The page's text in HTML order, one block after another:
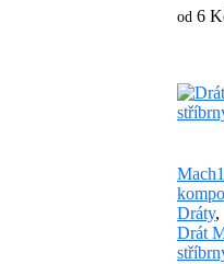
od 6
Mach1
Dráty,
Drát